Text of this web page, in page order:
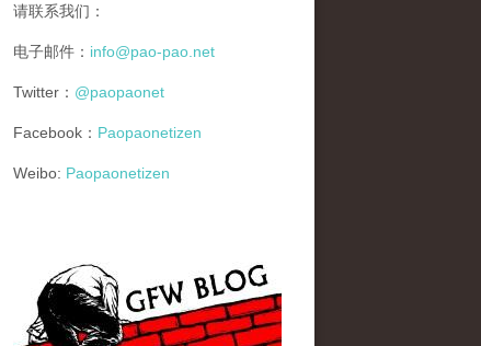
请联系我们：
电子邮件： info@pao-pao.net
Twitter： @paopaonet
Facebook： Paopaonetizen
Weibo: Paopaonetizen
gfw_blog_small.jpg